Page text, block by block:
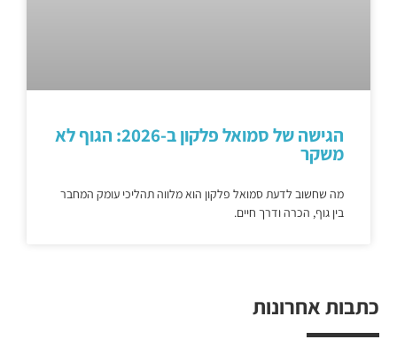
כתבות אחרונות
הגישה של סמואל פלקון ב-2026: הגוף לא
משקר
מה שחשוב לדעת סמואל פלקון הוא מלווה תהליכי עומק המחבר
בין גוף, הכרה ודרך חיים.